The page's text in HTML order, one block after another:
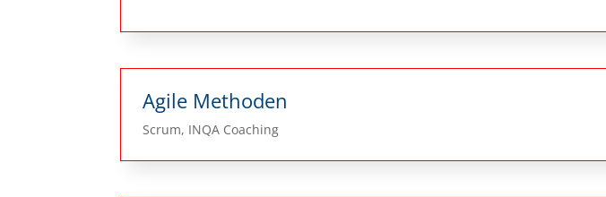
Agile Methoden
Scrum, INQA Coaching